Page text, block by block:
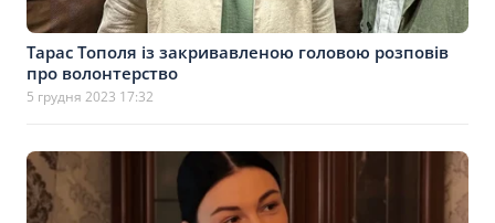
Тарас Тополя із закривавленою головою розповів
про волонтерство
5 грудня 2023 17:32